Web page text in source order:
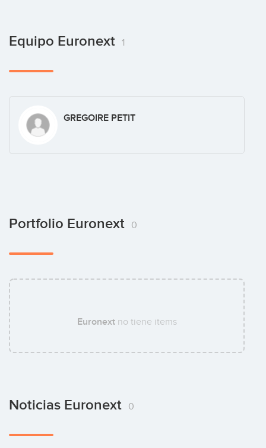
Equipo Euronext 1
GREGOIRE PETIT
Portfolio Euronext 0
Euronextno tiene items
Noticias Euronext 0